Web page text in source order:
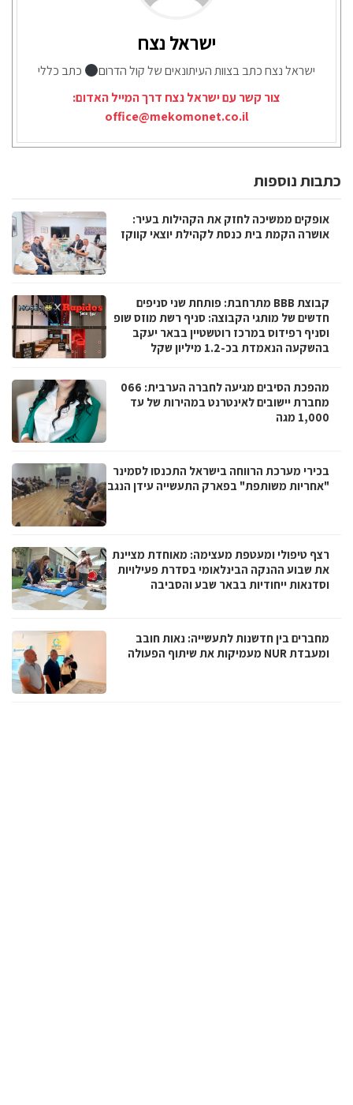
ישראל נצח
ישראל נצח כתב בצוות העיתונאים של קול הדרום
כתב כללי
צור קשר עם ישראל נצח דרך המייל האדום:
office@mekomonet.co.il
כתבות נוספות
אופקים ממשיכה לחזק את הקהילות בעיר:
אושרה הקמת בית כנסת לקהילת יוצאי קווקז
קבוצת BBB מתרחבת: פותחת שני סניפים
חדשים של מותגי הקבוצה: סניף רשת מוזס שופ
וסניף רפידוס במרכז רוטשטיין בבאר יעקב
בהשקעה הנאמדת בכ-1.2 מיליון שקל
מהפכת הסיבים מגיעה לחברה הערבית: 066
מחברת יישובים לאינטרנט במהירות של עד
1,000 מגה
בכירי מערכת הרווחה בישראל התכנסו לסמינר
"אחריות משותפת" בפארק התעשייה עידן הנגב
רצף טיפולי ומעטפת מעצימה: מאוחדת מציינת
את שבוע ההנקה הבינלאומי בסדרת פעילויות
וסדנאות ייחודיות בבאר שבע והסביבה
מחברים בין חדשנות לתעשייה: נאות חובב
ומעבדת NUR מעמיקות את שיתוף הפעולה